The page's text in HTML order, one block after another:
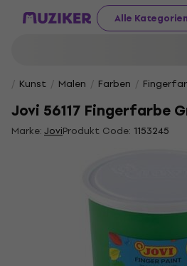
Alle Kategorien
Kunst Malen Farben
Jovi 56117 Fingerfarbe
Marke:JoviProdukt Code: 1153245